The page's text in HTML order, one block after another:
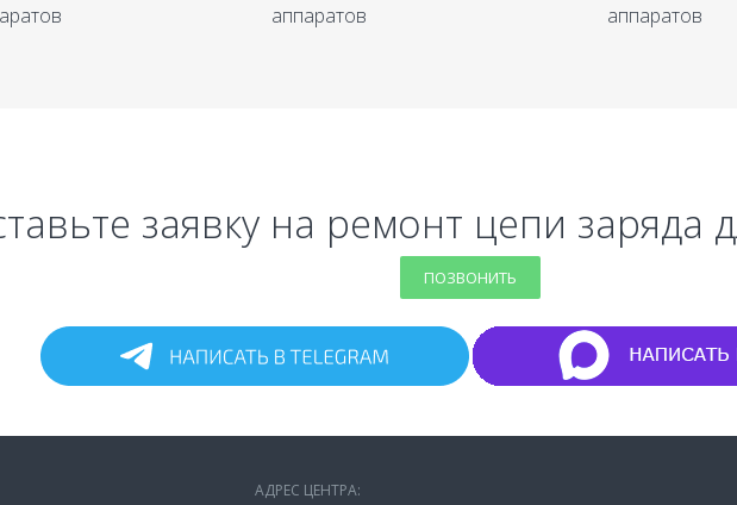
аппаратов
аппаратов
заявку на ремонт цепи заряда
ПОЗВОНИТЬ
АДРЕС ЦЕНТРА: